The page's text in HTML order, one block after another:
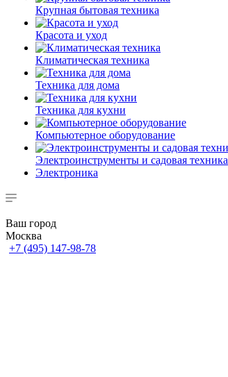
Крупная бытовая техника
Красота и уход
Климатическая техника
Техника для дома
Техника для кухни
Компьютерное оборудование
Электроинструменты и садовая техника
Электроника
Ваш город
Москва
+7 (495) 147-98-78